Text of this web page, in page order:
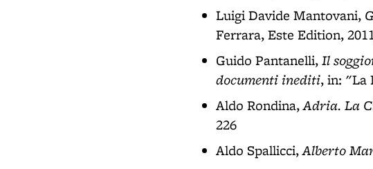
Luigi Davide Mantovani,
Ferrara, Este Edition,
Guido Pantanelli,Il
documenti inediti, in: "La
Aldo Rondina,Adria. La
226
Aldo Spallicci,Alberto